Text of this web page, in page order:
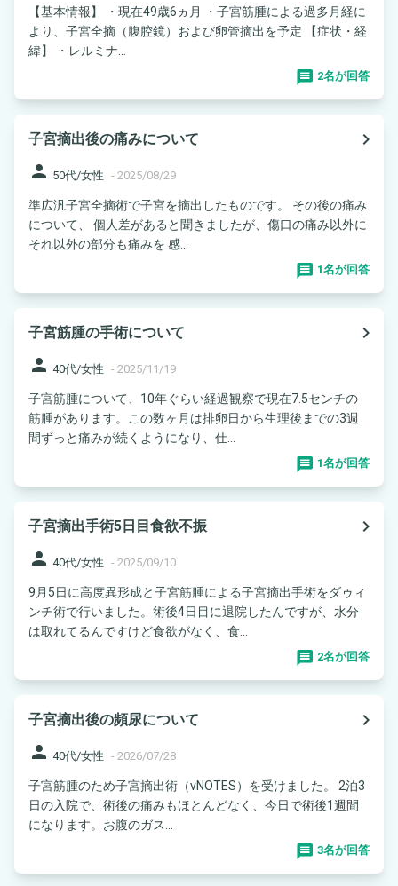
【基本情報】 ・現在49歳6ヵ月 ・子宮筋腫による過多月経に
より、子宮全摘（腹腔鏡）および卵管摘出を予定 【症状・経
緯】 ・レルミナ...
2名が回答
子宮摘出後の痛みについて
navigate_next
person 50代/女性 - 2025/08/29
準広汎子宮全摘術で子宮を摘出したものです。 その後の痛み
について、 個人差があると聞きましたが、傷口の痛み以外に
それ以外の部分も痛みを 感...
1名が回答
子宮筋腫の手術について
navigate_next
person 40代/女性 - 2025/11/19
子宮筋腫について、10年ぐらい経過観察で現在7.5センチの
筋腫があります。この数ヶ月は排卵日から生理後までの3週
間ずっと痛みが続くようになり、仕...
1名が回答
子宮摘出手術5日目食欲不振
navigate_next
person 40代/女性 - 2025/09/10
9月5日に高度異形成と子宮筋腫による子宮摘出手術をダゥィ
ンチ術で行いました。術後4日目に退院したんですが、水分
は取れてるんですけど食欲がなく、食...
2名が回答
子宮摘出後の頻尿について
navigate_next
person 40代/女性 - 2026/07/28
子宮筋腫のため子宮摘出術（vNOTES）を受けました。 2泊3
日の入院で、術後の痛みもほとんどなく、今日で術後1週間
になります。お腹のガス...
3名が回答